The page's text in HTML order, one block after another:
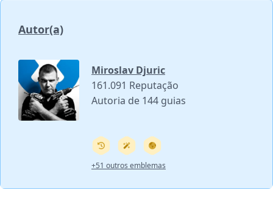
Autor(a)
Miroslav Djuric
161.091 Reputação
Autoria de 144 guias
+51 outros emblemas